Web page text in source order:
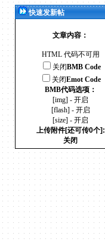
快速发新帖
文章内容：
HTML 代码不可用
关闭BMB Code
关闭Emot Code
BMB代码选项：
[img] - 开启
[flash] - 开启
[size] - 开启
上传附件[还可传0个]:
关闭